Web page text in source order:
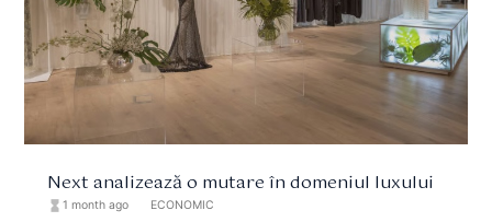
Next analizează o mutare în domeniul luxului
hourglass_full 1 month ago ECONOMIC